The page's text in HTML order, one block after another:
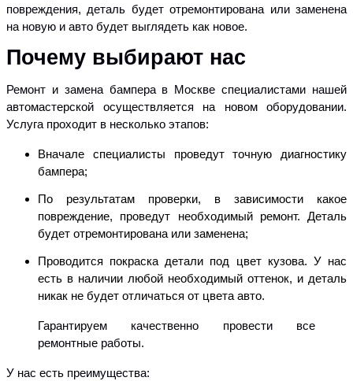
повреждения, деталь будет отремонтирована или заменена
на новую и авто будет выглядеть как новое.
Почему выбирают нас
Ремонт и замена бампера в Москве специалистами нашей
автомастерской осуществляется на новом оборудовании.
Услуга проходит в несколько этапов:
Вначале специалисты проведут точную диагностику
бампера;
По результатам проверки, в зависимости какое
повреждение, проведут необходимый ремонт. Деталь
будет отремонтирована или заменена;
Проводится покраска детали под цвет кузова. У нас
есть в наличии любой необходимый оттенок, и деталь
никак не будет отличаться от цвета авто.
Гарантируем качественно провести все
ремонтные работы.
У нас есть преимущества: